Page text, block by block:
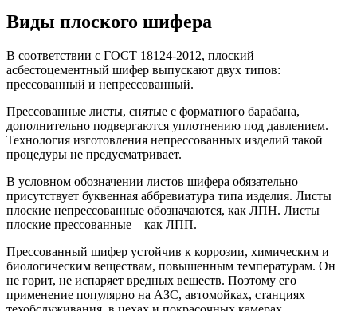
Виды плоского шифера
В соответствии с ГОСТ 18124-2012, плоский
асбестоцементный шифер выпускают двух типов:
прессованный и непрессованный.
Прессованные листы, снятые с форматного барабана,
дополнительно подвергаются уплотнению под давлением.
Технология изготовления непрессованных изделий такой
процедуры не предусматривает.
В условном обозначении листов шифера обязательно
присутствует буквенная аббревиатура типа изделия. Листы
плоские непрессованные обозначаются, как ЛПН. Листы
плоские прессованные – как ЛПП.
Прессованный шифер устойчив к коррозии, химическим и
биологическим веществам, повышенным температурам. Он
не горит, не испаряет вредных веществ. Поэтому его
применение популярно на АЗС, автомойках, станциях